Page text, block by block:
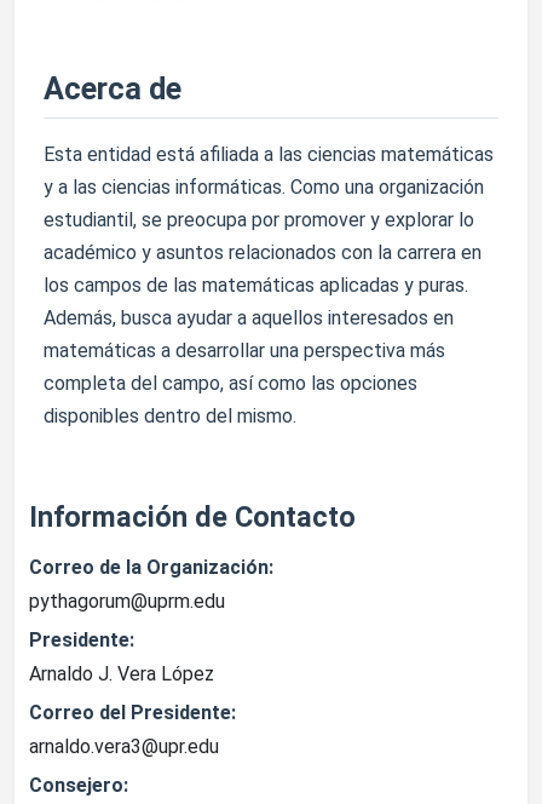
Acerca de
Esta entidad está afiliada a las ciencias matemáticas
y a las ciencias informáticas. Como una organización
estudiantil, se preocupa por promover y explorar lo
académico y asuntos relacionados con la carrera en
los campos de las matemáticas aplicadas y puras.
Además, busca ayudar a aquellos interesados ​​en
matemáticas a desarrollar una perspectiva más
completa del campo, así como las opciones
disponibles dentro del mismo.
Información de Contacto
Correo de la Organización:
pythagorum@uprm.edu
Presidente:
Arnaldo J. Vera López
Correo del Presidente:
arnaldo.vera3@upr.edu
Consejero: